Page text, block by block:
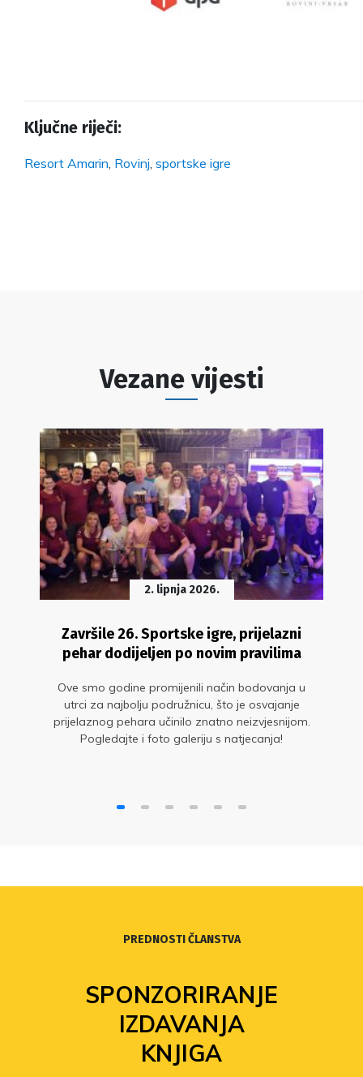
Ključne riječi:
Resort Amarin Rovinj sportske igre
Vezane vijesti
2. lipnja 2026.
Završile 26. Sportske igre, prijelazni
pehar dodijeljen po novim pravilima
Ove smo godine promijenili način bodovanja u
utrci za najbolju podružnicu, što je osvajanje
prijelaznog pehara učinilo znatno neizvjesnijom.
Pogledajte i foto galeriju s natjecanja!
PREDNOSTI ČLANSTVA
FOND
SOLIDARNOSTI
Povećanje isplata iz Fonda